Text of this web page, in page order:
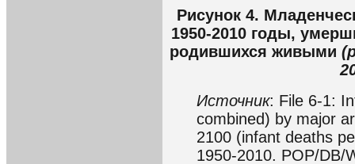
Рисунок 4.
1950-2010 годы,
родившихся живыми
Источник: File 6-1:
combined) by major
2100 (infant deaths
1950-2010. POP/DB/